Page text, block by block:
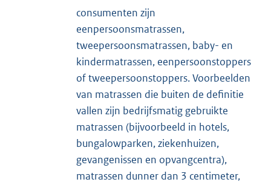
consumenten zijn
eenpersoonsmatrassen,
tweepersoonsmatrassen, baby- en
kindermatrassen, eenpersoonstoppers
of tweepersoonstoppers. Voorbeelden
van matrassen die buiten de definitie
vallen zijn bedrijfsmatig gebruikte
matrassen (bijvoorbeeld in hotels,
bungalowparken, ziekenhuizen,
gevangenissen en opvangcentra),
matrassen dunner dan 3 centimeter,